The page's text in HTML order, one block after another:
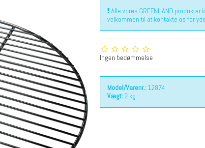
Alle vores GREENHAND
velkommen til at kontakte os for
Ingen bedømmelse
Model/Varenr.:12874
Vægt:2 kg.